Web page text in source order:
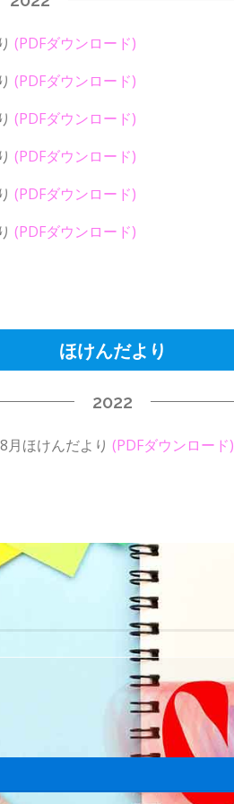
(PDFダウンロード)
(PDFダウンロード)
(PDFダウンロード)
(PDFダウンロード)
(PDFダウンロード)
(PDFダウンロード)
ほけんだより
2022
月ほけんだより (PDFダウンロード)